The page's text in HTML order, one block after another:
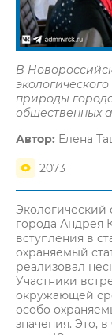
В
природы
общественных
Автор: Елена
2073
Экологический
города Андрея
вступления в
охраняемый
реализовал
Участники
окружающей
особо
значения. Это,